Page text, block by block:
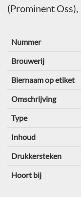
(Prominent Oss),
Nummer
Brouwerij
Biernaam op etiket
Omschrijving
Type
Inhoud
Drukkersteken
Hoort bij